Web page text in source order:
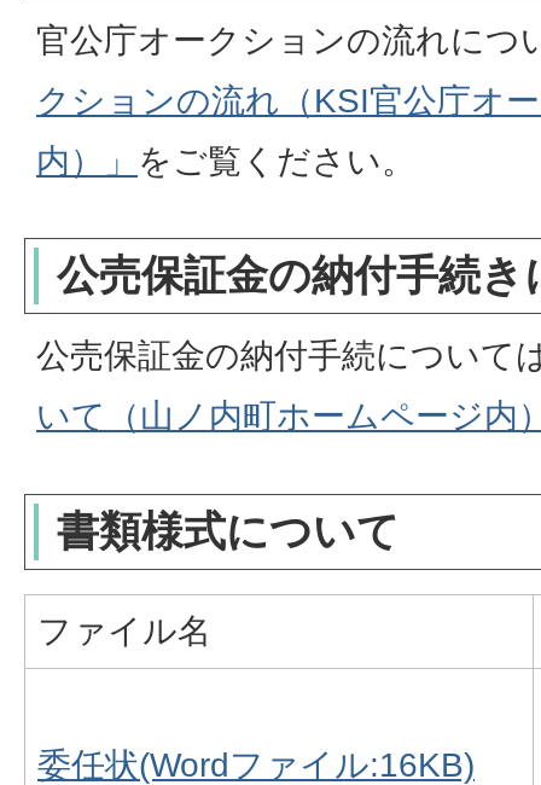
官公庁オークションの流れにつ
クションの流れ（KSI官公庁オ
内）」 をご覧ください。
公売保証金の納付手続き
公売保証金の納付手続について
いて（山ノ内町ホームページ内
書類様式について
ファイル名
委任状(Wordファイル:16KB)